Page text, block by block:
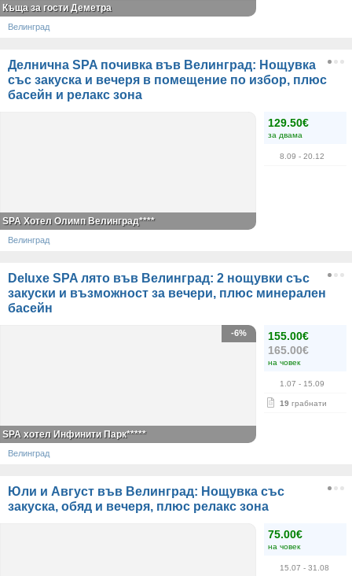
Къща за гости Деметра
Велинград
Делнична SPA почивка във Велинград: Нощувка
със закуска и вечеря в помещение по избор, плюс
басейн и релакс зона
129.50€
за двама
8.09 - 20.12
SPA Хотел Олимп Велинград****
Велинград
Deluxe SPA лято във Велинград: 2 нощувки със
закуски и възможност за вечери, плюс минерален
басейн
155.00€
165.00€
на човек
1.07 - 15.09
19 грабнати
-6%
SPA хотел Инфинити Парк*****
Велинград
Юли и Август във Велинград: Нощувка със
закуска, обяд и вечеря, плюс релакс зона
75.00€
на човек
15.07 - 31.08